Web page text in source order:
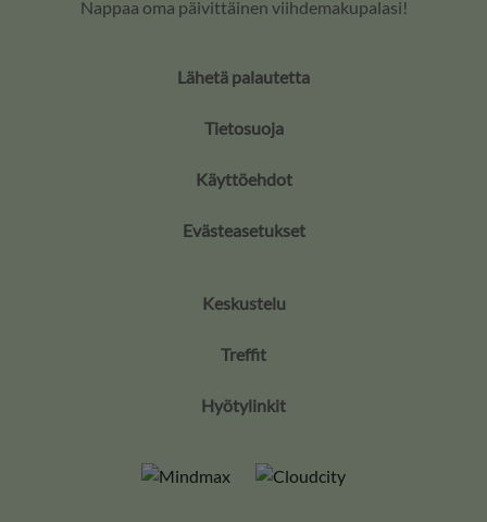
Nappaa oma päivittäinen viihdemakupalasi!
Lähetä palautetta
Tietosuoja
Käyttöehdot
Evästeasetukset
Keskustelu
Treffit
Hyötylinkit